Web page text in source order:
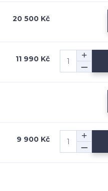
20 500 Kč
11 990 Kč
9 900 Kč